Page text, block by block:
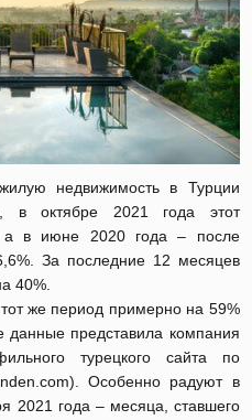
недвижимость в Турции
в октябре 2021 года этот
а в июне 2020 года – после
За последние 12 месяцев
40%.
же период примерно на 59%
данные представила компания
турецкого сайта по
Особенно радуют в
2021 года – месяца, ставшего